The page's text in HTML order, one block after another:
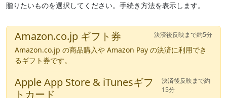
贈りたいものを選択してください。手続き方法を表示します。
Amazon.co.jp ギフト券 決済後反映まで約5分
Amazon.co.jp の商品購入や Amazon Pay の決済に利用でき
るギフト券です。
Apple App Store & iTunesギフ
トカード
決済後反映まで約
15分